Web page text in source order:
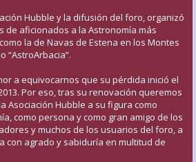
Hubble y la difusión del foro, organizó
de aficionados a la Astronomía más
la de Navas de Estena en los Montes
“AstroArbacia”.
a equivocarnos que su pérdida inició el
Por eso, tras su renovación queremos
Asociación Hubble a su figura como
como persona y como gran amigo de los
y muchos de los usuarios del foro, a
con agrado y sabiduría en multitud de